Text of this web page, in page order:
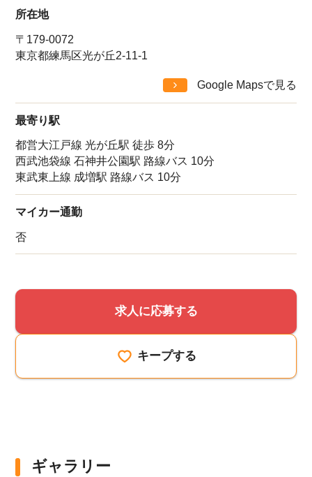
所在地
〒179-0072
東京都練馬区光が丘2-11-1
Google Mapsで見る
最寄り駅
都営大江戸線 光が丘駅 徒歩 8分
西武池袋線 石神井公園駅 路線バス 10分
東武東上線 成増駅 路線バス 10分
マイカー通勤
否
求人に応募する
キープする
ギャラリー